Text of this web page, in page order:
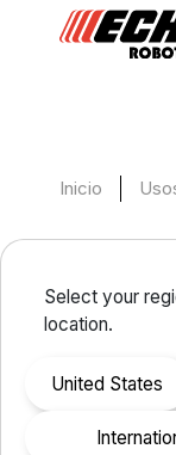
Inicio
ECHO
Select your
location.
United States